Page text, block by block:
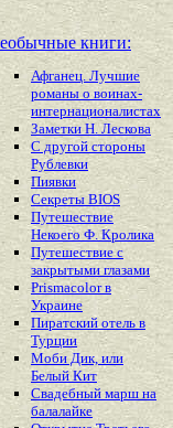
книги:
Афганец. Лучшие
романы о воинах-
интернационалистах
Заметки Н. Лескова
С другой стороны
Рублевки
Пиявки
Секреты BIOS
Путешествие
Некоего Ф. Кролика
Путешествие с
закрытыми глазами
Prismacolor в
Украине
Пиратский отель в
Турции
Моби Дик, или
Белый Кит
Свадебный марш на
балалайке